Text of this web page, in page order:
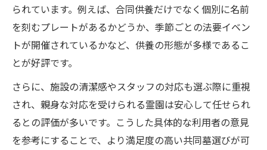
られています。例えば、合同供養だけでなく個別に名前
を刻むプレートがあるかどうか、季節ごとの法要イベン
トが開催されているかなど、供養の形態が多様であるこ
とが好評です。
さらに、施設の清潔感やスタッフの対応も選ぶ際に重視
され、親身な対応を受けられる霊園は安心して任せられ
るとの評価が多いです。こうした具体的な利用者の意見
を参考にすることで、より満足度の高い共同墓選びが可